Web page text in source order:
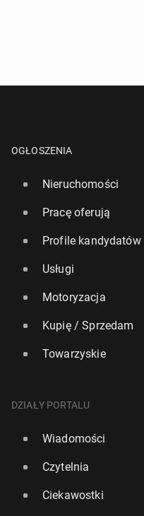
OGŁOSZENIA
Nieruchomości
Pracę oferują
Profile kandydatów
Usługi
Motoryzacja
Kupię / Sprzedam
Towarzyskie
DZIAŁY PORTALU
Wiadomości
Czytelnia
Ciekawostki